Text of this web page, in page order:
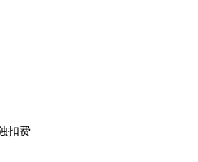
扣费